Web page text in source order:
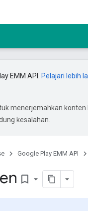
EMM API. Pelajari lebih
menerjemahkan konten
kesalahan.
Google Play EMM API
bookmark_border